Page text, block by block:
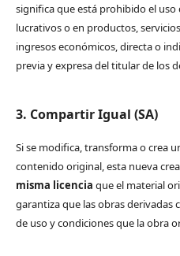
significa que está prohibido el
lucrativos o en productos,
ingresos económicos, directa o
previa y expresa del titular de los
3. Compartir Igual (SA)
Si se modifica, transforma o crea
contenido original, esta nueva
misma licencia que el material
garantiza que las obras derivadas
de uso y condiciones que la obra